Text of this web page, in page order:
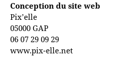
Conception du site web
Pix’elle
05000 GAP
06 07 29 09 29
www.pix-elle.net